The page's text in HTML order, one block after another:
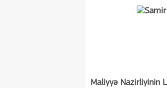
Maliyyə Nazirliyinin